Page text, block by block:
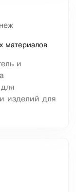
материалов
и
изделий для